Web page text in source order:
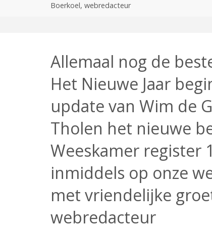
Boerkoel, webredacteur
Allemaal nog de
Het Nieuwe Jaar
update van Wim de
Tholen het nieuwe
Weeskamer register
inmiddels op onze
met vriendelijke
webredacteur